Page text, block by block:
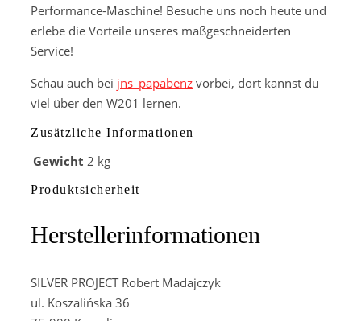
Performance-Maschine! Besuche uns noch heute und
erlebe die Vorteile unseres maßgeschneiderten
Service!
Schau auch bei jns_papabenz vorbei, dort kannst du
viel über den W201 lernen.
Zusätzliche Informationen
Gewicht 2 kg
Produktsicherheit
Herstellerinformationen
SILVER PROJECT Robert Madajczyk
ul. Koszalińska 36